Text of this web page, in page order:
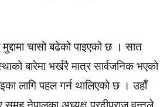
चासो बढेको पाइएको छ । सात
बारेमा भर्खरै मात्र सार्वजनिक भएको
लागि पहल गर्न थालिएको छ । उहाँ